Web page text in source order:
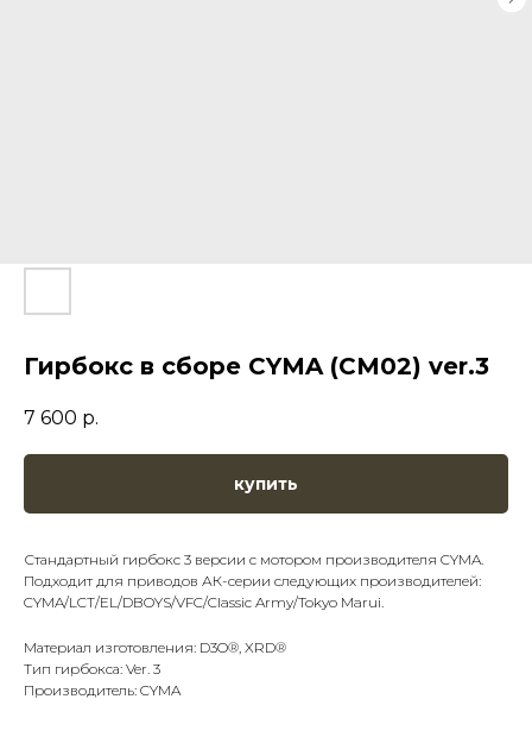
Гирбокс в сборе CYMA (CM02) ver.3
7 600 р.
купить
Стандартный гирбокс 3 версии с мотором производителя CYMA.
Подходит для приводов АК-серии следующих производителей:
CYMA/LCT/EL/DBOYS/VFC/Classic Army/Tokyo Marui.
Материал изготовления: D3O®, XRD®
Тип гирбокса: Ver. 3
Производитель: CYMA